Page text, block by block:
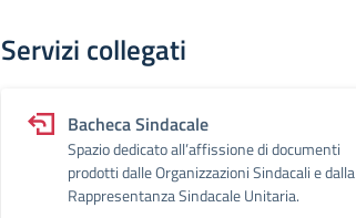
Servizi collegati
Bacheca Sindacale
Spazio dedicato all’affissione di documenti
prodotti dalle Organizzazioni Sindacali e dalla
Rappresentanza Sindacale Unitaria.